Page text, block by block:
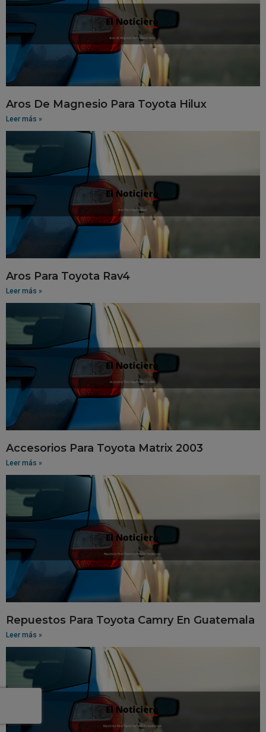
Aros De Magnesio Para Toyota Hilux
Leer más »
Aros Para Toyota Rav4
Leer más »
Accesorios Para Toyota Matrix 2003
Leer más »
Repuestos Para Toyota Camry En Guatemala
Leer más »